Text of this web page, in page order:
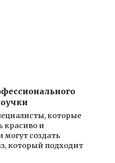
которые
красиво и
могут создать
который подходит